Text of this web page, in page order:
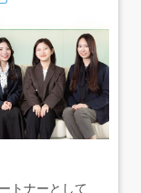
トナーとして